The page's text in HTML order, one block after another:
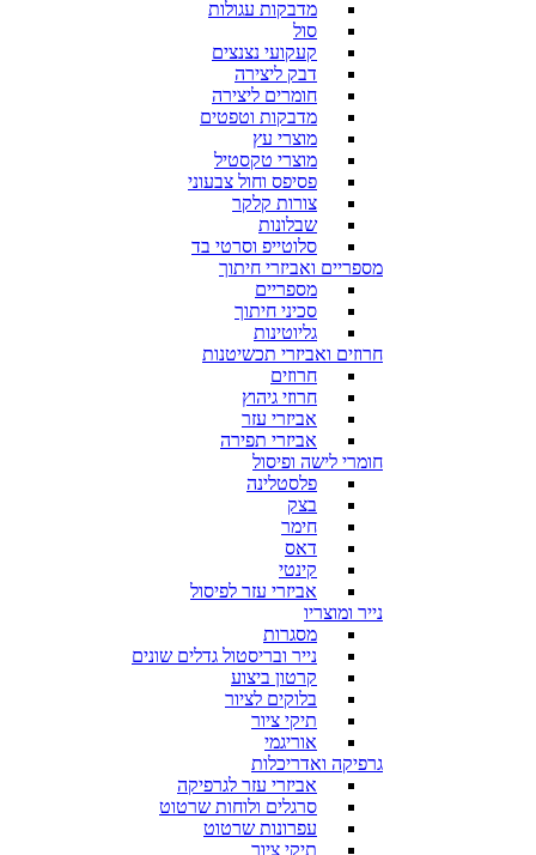
מדבקות עגולות
סול
קעקועי נצנצים
דבק ליצירה
חומרים ליצירה
מדבקות וטפטים
מוצרי עץ
מוצרי טקסטיל
פסיפס וחול צבעוני
צורות קלקר
שבלונות
סלוטייפ וסרטי בד
מספריים ואביזרי חיתוך
מספריים
סכיני חיתוך
גליוטינות
חרוזים ואביזרי תכשיטנות
חרוזים
חרוזי גיהוץ
אביזרי עזר
אביזרי תפירה
חומרי לישה ופיסול
פלסטלינה
בצק
חימר
דאס
קינטי
אביזרי עזר לפיסול
נייר ומוצריו
מסגרות
נייר ובריסטול גדלים שונים
קרטון ביצוע
בלוקים לציור
תיקי ציור
אוריגמי
גרפיקה ואדריכלות
אביזרי עזר לגרפיקה
סרגלים ולוחות שרטוט
עפרונות שרטוט
תיקי ציור